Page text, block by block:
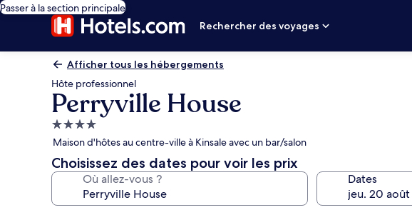
Passer à la section principale
Rechercher des voyages
Afficher tous les hébergements
Hôte professionnel
Perryville House
Hébergement
4.0 étoiles
Maison d'hôtes au centre-ville à Kinsale avec un bar/salon
Choisissez des dates pour voir les prix
Où allez-vous ? Dates